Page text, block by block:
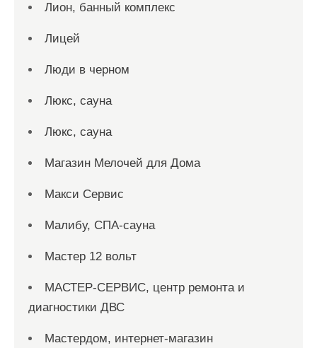
Лион, банный комплекс
Лицей
Люди в черном
Люкс, сауна
Люкс, сауна
Магазин Мелочей для Дома
Макси Сервис
Малибу, СПА-сауна
Мастер 12 вольт
МАСТЕР-СЕРВИС, центр ремонта и
диагностики ДВС
Мастердом, интернет-магазин